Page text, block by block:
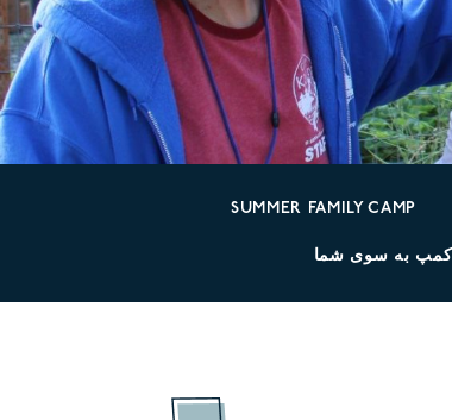
SUMMER FAMILY CAMP
کمپ به سوی شما